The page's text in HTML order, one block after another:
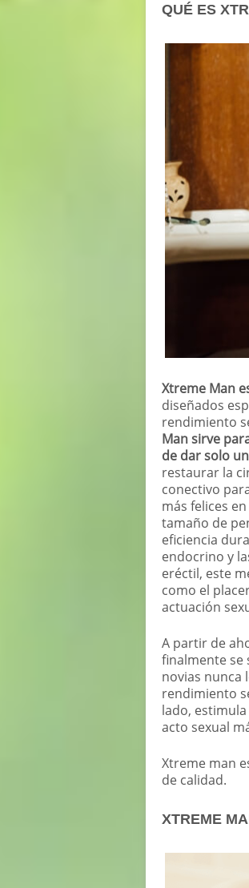
QUÉ ES
Xtreme Man
diseñados
rendimiento
Man sirve
de dar solo
restaurar la
conectivo
más felices
tamaño de
eficiencia
endocrino y
eréctil, este
como el
actuación
A partir de
finalmente se
novias nunca
rendimiento
lado,
acto sexual
Xtreme man
de calidad.
XTREME